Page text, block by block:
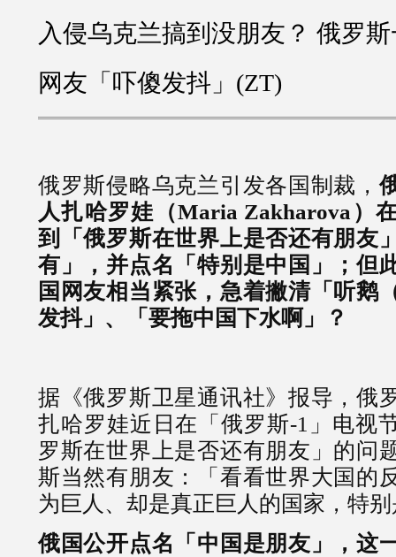
入侵乌克兰搞到没朋友？ 俄罗
网友「吓傻发抖」(ZT)
俄罗斯侵略乌克兰引发各国制裁，
人扎哈罗娃（Maria Zakharova）
到「俄罗斯在世界上是否还有朋友
有」，并点名「特别是中国」；但
国网友相当紧张，急着撇清「听鹅
发抖」、「要拖中国下水啊」？
据《俄罗斯卫星通讯社》报导，俄
扎哈罗娃近日在「俄罗斯-1」电视
罗斯在世界上是否还有朋友」的问
斯当然有朋友：「看看世界大国的
为巨人、却是真正巨人的国家，特
俄国公开点名「中国是朋友」，这